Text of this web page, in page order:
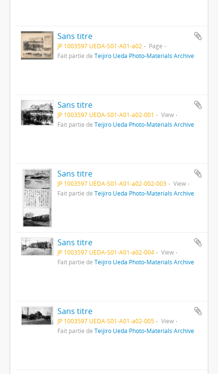
Sans titre
JP 1003597 UEDA-S01-A01-a02
Page
Fait partie de Teijiro Ueda Photo-Materials Archive
Sans titre
JP 1003597 UEDA-S01-A01-a02-001
View
Fait partie de Teijiro Ueda Photo-Materials Archive
Sans titre
JP 1003597 UEDA-S01-A01-a02-002-003
View
Fait partie de Teijiro Ueda Photo-Materials Archive
Sans titre
JP 1003597 UEDA-S01-A01-a02-004
View
Fait partie de Teijiro Ueda Photo-Materials Archive
Sans titre
JP 1003597 UEDA-S01-A01-a02-005
View
Fait partie de Teijiro Ueda Photo-Materials Archive